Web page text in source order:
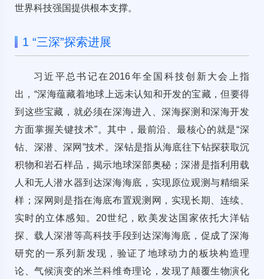
世界科技强国提供根本支撑。
1 “三深”探索进展
习近平总书记在2016年全国科技创新大会上指
出，“深海蕴藏着地球上远未认知和开发的宝藏，但要得
到这些宝藏，就必须在深海进入、深海探测和深海开发
方面掌握关键技术”。其中，最前沿、最核心的就是“深
钻、深潜、深网”技术。深钻是指从海底往下钻探获取沉
积物和岩石样品，揭示地球深部奥秘；深潜是指利用载
人和无人潜水器到达深海海底，实现原位观测与精细采
样；深网则是指在海底布置观测网，实现长期、连续、
实时的立体感知。20世纪，欧美发达国家依托大洋钻
探、载人深潜等高科技手段到达深海海底，促成了深海
研究的一系列新发现，验证了地球动力的板块构造理
论、气候演变的米兰科维奇理论，发现了颠覆生物演化